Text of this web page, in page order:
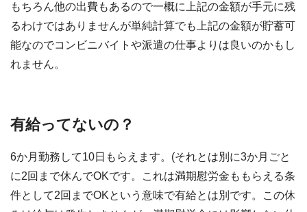
もちろん他の出費もあるので一概に上記の金額が手元に残
るわけではありませんが単純計算でも上記の金額が貯蓄可
能なのでコンビニバイトや派遣の仕事よりは良いのかもし
れません。
有給ってないの？
6か月勤務して10日もらえます。(それとは別に3か月ごと
に2回まで休んでOKです。これは満期慰労金ももらえる条
件として2回までOKという意味で有給とは別です。この休